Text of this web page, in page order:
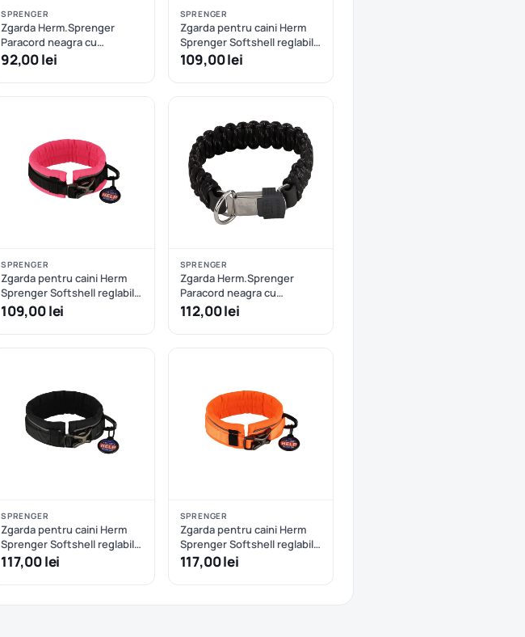
SPRENGER
Zgarda Herm.Sprenger
Paracord neagra cu
eliberare rapida - 40 cm
92,00 lei
SPRENGER
Zgarda pentru caini Herm
Sprenger Softshell reglabila
- XXS/XS - Negru
109,00 lei
SPRENGER
Zgarda pentru caini Herm
Sprenger Softshell reglabila
- XXS/XS - Roz
109,00 lei
SPRENGER
Zgarda Herm.Sprenger
Paracord neagra cu
eliberare rapida - 60 cm
112,00 lei
SPRENGER
Zgarda pentru caini Herm
Sprenger Softshell reglabila
- S/M - Negru
117,00 lei
SPRENGER
Zgarda pentru caini Herm
Sprenger Softshell reglabila
- S/M - Oranj
117,00 lei